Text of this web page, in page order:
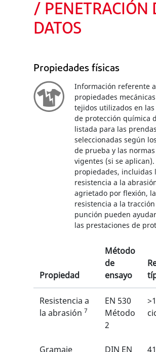
/ PENETRACIÓN
DATOS
Propiedades físicas
Información referente
propiedades
tejidos utilizados en
de protección química
listada para las prendas
seleccionadas según
de prueba y las
vigentes (si se aplican).
propiedades, incluidas
resistencia a la
agrietado por flexión, la
resistencia a la tracción
punción pueden
las prestaciones de
Propiedad
Método
de
ensayo
Resistencia a
la abrasión 7
EN 530
Método
2
Gramaje
DIN EN